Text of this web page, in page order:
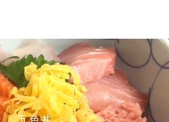
五色丼